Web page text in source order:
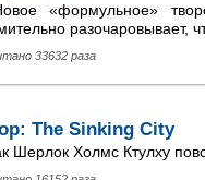
«формульное»
разочаровывает,
33632 раза
The Sinking City
Шерлок Холмс Ктулху